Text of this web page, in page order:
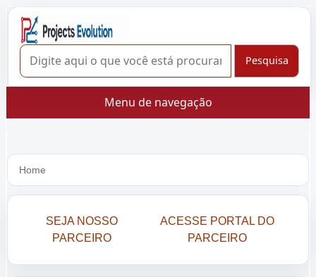
Menu de navegação
Home
SEJA NOSSO
PARCEIRO
ACESSE PORTAL DO
PARCEIRO